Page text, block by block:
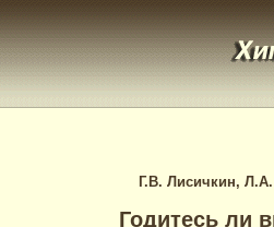
Г.В. Лисичкин,
Годитесь ли